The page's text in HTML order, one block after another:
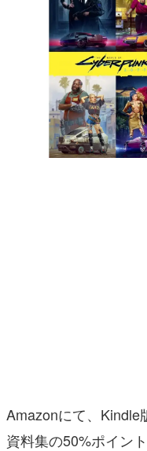
ゲームが
「経験値」「
の起源や用法
イニーP氏が
カテゴリ
特集記事
マンガ
Amazonにて、Kindle
資料集の50%ポイン